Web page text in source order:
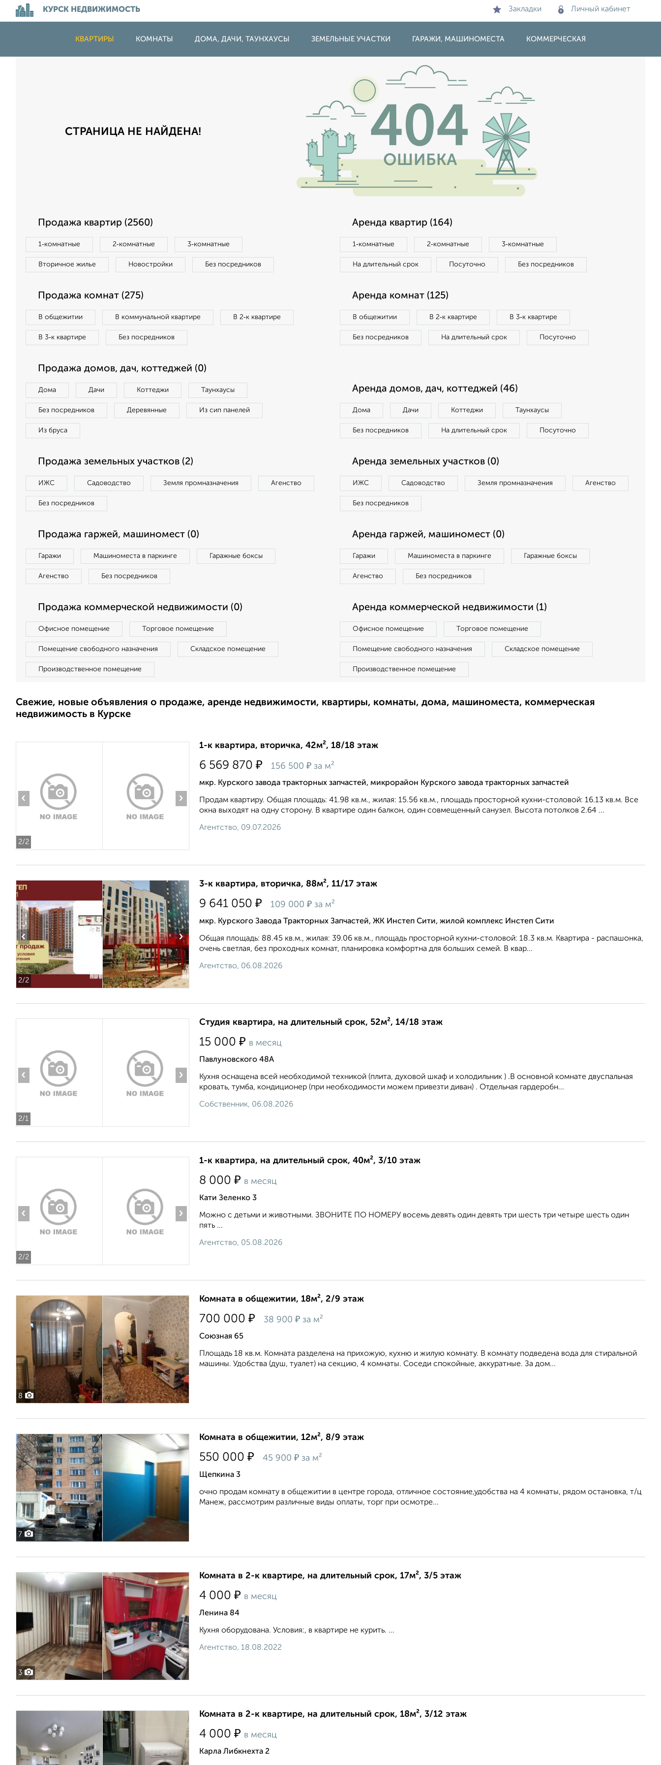
КУРСК НЕДВИЖИМОСТЬ Закладки Личный кабинет
КВАРТИРЫ КОМНАТЫ ДОМА, ДАЧИ, ТАУНХАУСЫ ЗЕМЕЛЬНЫЕ УЧАСТКИ ГАРАЖИ, МАШИНОМЕСТА КОММЕРЧЕСКАЯ
СТРАНИЦА НЕ НАЙДЕНА!
Продажа квартир (2560)
1‑комнатные 2‑комнатные 3‑комнатные
Вторичное жилье Новостройки Без посредников
Аренда квартир (164)
1‑комнатные 2‑комнатные 3‑комнатные
На длительный срок Посуточно Без посредников
Продажа комнат (275)
В общежитии В коммунальной квартире В 2‑к квартире
В 3‑к квартире Без посредников
Аренда комнат (125)
В общежитии В 2‑к квартире В 3‑к квартире
Без посредников На длительный срок Посуточно
Продажа домов, дач, коттеджей (0)
Дома Дачи Коттеджи Таунхаусы
Без посредников Деревянные Из сип панелей
Из бруса
Аренда домов, дач, коттеджей (46)
Дома Дачи Коттеджи Таунхаусы
Без посредников На длительный срок Посуточно
Продажа земельных участков (2)
ИЖС Садоводство Земля промназначения Агенство
Без посредников
Аренда земельных участков (0)
ИЖС Садоводство Земля промназначения Агенство
Без посредников
Продажа гаржей, машиномест (0)
Гаражи Машиноместа в паркинге Гаражные боксы
Агенство Без посредников
Аренда гаржей, машиномест (0)
Гаражи Машиноместа в паркинге Гаражные боксы
Агенство Без посредников
Продажа коммерческой недвижимости (0)
Офисное помещение Торговое помещение
Помещение свободного назначения Складское помещение
Производственное помещение
Аренда коммерческой недвижимости (1)
Офисное помещение Торговое помещение
Помещение свободного назначения Складское помещение
Производственное помещение
Свежие, новые объявления о продаже, аренде недвижимости, квартиры, комнаты, дома, машиноместа, коммерческая
недвижимость в Курске
2/2
‹ ›
1-к квартира, вторичка, 42м², 18/18 этаж
6 569 870 ₽ 156 500 ₽ за м²
мкр. Курского завода тракторных запчастей, микрорайон Курского завода тракторных запчастей
Продам квартиру. Общая площадь: 41.98 кв.м., жилая: 15.56 кв.м., площадь просторной кухни-столовой: 16.13 кв.м. Все
окна выходят на одну сторону. В квартире один балкон, один совмещенный санузел. Высота потолков 2.64 ...
Агентство, 09.07.2026
2/2
‹ ›
3-к квартира, вторичка, 88м², 11/17 этаж
9 641 050 ₽ 109 000 ₽ за м²
мкр. Курского Завода Тракторных Запчастей, ЖК Инстеп Сити, жилой комплекс Инстеп Сити
Общая площадь: 88.45 кв.м., жилая: 39.06 кв.м., площадь просторной кухни-столовой: 18.3 кв.м. Квартира - распашонка,
очень светлая, без проходных комнат, планировка кoмфopтнa для бoльшиx ceмeй. В квар...
Агентство, 06.08.2026
2/1
‹ ›
Студия квартира, на длительный срок, 52м², 14/18 этаж
15 000 ₽ в месяц
Павлуновского 48А
Кухня оснащена всей необходимой техникой (плита, духовой шкаф и холодильник ) .В основной комнате двуспальная
кровать, тумба, кондиционер (при необходимости можем привезти диван) . Отдельная гардеробн...
Собственник, 06.08.2026
2/2
‹ ›
1-к квартира, на длительный срок, 40м², 3/10 этаж
8 000 ₽ в месяц
Кати Зеленко 3
Можно с детьми и животными. ЗВОНИТЕ ПО НОМЕРУ восемь девять один девять три шесть три четыре шесть один
пять ...
Агентство, 05.08.2026
8
Комната в общежитии, 18м², 2/9 этаж
700 000 ₽ 38 900 ₽ за м²
Союзная 65
Площадь 18 кв.м. Комната разделена на прихожую, кухню и жилую комнату. В комнату подведена вода для стиральной
машины. Удобства (душ, туалет) на секцию, 4 комнаты. Соседи спокойные, аккуратные. За дом...
7
Комната в общежитии, 12м², 8/9 этаж
550 000 ₽ 45 900 ₽ за м²
Щепкина 3
очно продам комнату в общежитии в центре города, отличное состояние,удобства на 4 комнаты, рядом остановка, т/ц
Манеж, рассмотрим различные виды оплаты, торг при осмотре...
3
Комната в 2-к квартире, на длительный срок, 17м², 3/5 этаж
4 000 ₽ в месяц
Ленина 84
Кухня оборудована. Условия:, в квартире не курить. ...
Агентство, 18.08.2022
Комната в 2-к квартире, на длительный срок, 18м², 3/12 этаж
4 000 ₽ в месяц
Карла Либкнехта 2